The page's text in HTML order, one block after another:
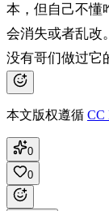
本，但自己不懂
会消失或者乱改
没有哥们做过它
本文版权遵循 CC
0
0